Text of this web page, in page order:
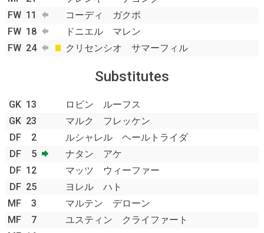
FW 11
コーディ ガクポ
FW 18
ドニエル マレン
FW 24 クリセンシオ サマーフィル
Substitutes
GK 13
ロビン ルーフス
GK 23
マルク フレッケン
DF
2
ルシャレル ヘールトライダ
DF
5
ナタン アケ
DF 12
マッツ ウィーファー
DF 25
ヨレル ハト
MF
3
マルテン デローン
MF
7
ユスティン クライファート